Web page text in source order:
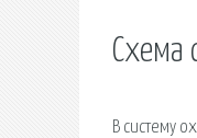
Схема
В систему